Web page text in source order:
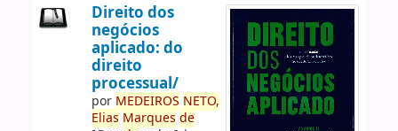
Direito dos
negócios
aplicado: do
direito
processual/
por MEDEIROS NETO,
Elias Marques de